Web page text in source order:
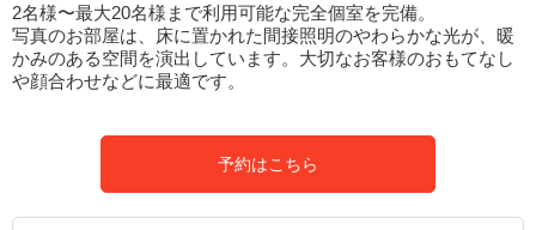
2名様〜最大20名様まで利用可能な完全個室を完備。
写真のお部屋は、床に置かれた間接照明のやわらかな光が、暖
かみのある空間を演出しています。大切なお客様のおもてなし
や顔合わせなどに最適です。
予約はこちら